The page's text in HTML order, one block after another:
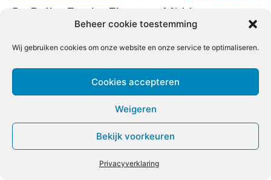
Beheer cookie toestemming
Wij gebruiken cookies om onze website en onze service te optimaliseren.
Cookies accepteren
Weigeren
Bekijk voorkeuren
Privacyverklaring
De Pellet Feeder Float van Middy
31 juli 2021 0